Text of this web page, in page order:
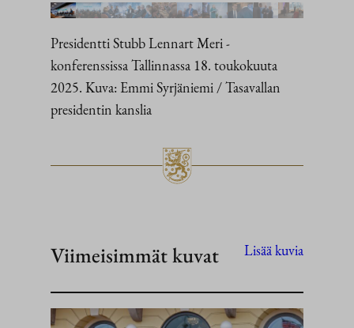
Presidentti Stubb Lennart Meri -
konferenssissa Tallinnassa 18. toukokuuta
2025. Kuva: Emmi Syrjäniemi / Tasavallan
presidentin kanslia
Viimeisimmät kuvat Lisää kuvia